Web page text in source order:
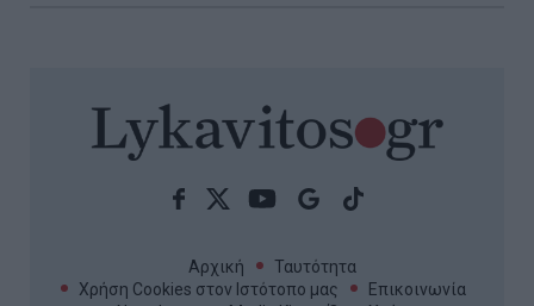
Αρχική
Ταυτότητα
Χρήση Cookies στον Ιστότοπο μας
Επικοινωνία